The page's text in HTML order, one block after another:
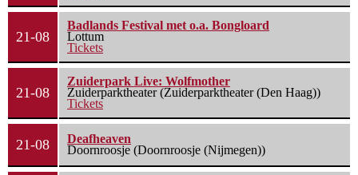
21-08
Badlands Festival met o.a. Bongloard
Lottum
Tickets
21-08
Zuiderpark Live: Wolfmother
Zuiderparktheater (Zuiderparktheater (Den Haag))
Tickets
21-08
Deafheaven
Doornroosje (Doornroosje (Nijmegen))